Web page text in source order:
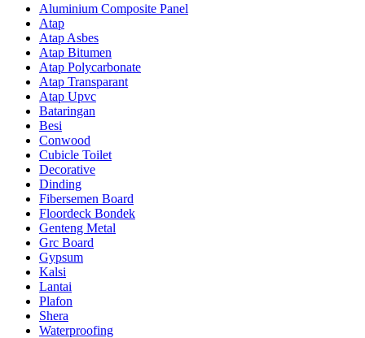
Aluminium Composite Panel
Atap
Atap Asbes
Atap Bitumen
Atap Polycarbonate
Atap Transparant
Atap Upvc
Bataringan
Besi
Conwood
Cubicle Toilet
Decorative
Dinding
Fibersemen Board
Floordeck Bondek
Genteng Metal
Grc Board
Gypsum
Kalsi
Lantai
Plafon
Shera
Waterproofing